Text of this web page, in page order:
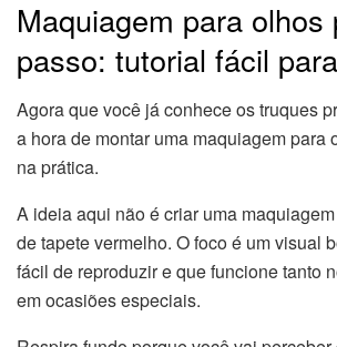
Maquiagem para olhos
passo: tutorial fácil
Agora que você já conhece os truques
a hora de montar uma maquiagem para
na prática.
A ideia aqui não é criar uma
de tapete vermelho. O foco é um visual
fácil de reproduzir e que funcione tanto
em ocasiões especiais.